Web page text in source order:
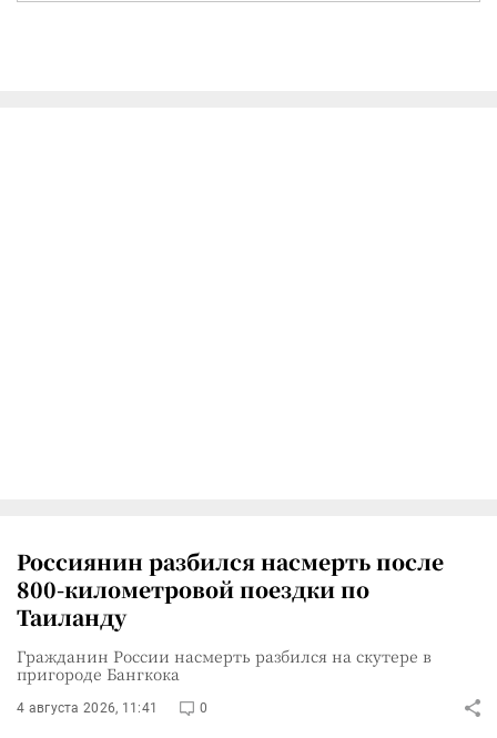
Россиянин разбился насмерть после
800-километровой поездки по
Таиланду
Гражданин России насмерть разбился на скутере в
пригороде Бангкока
4 августа 2026, 11:41 0